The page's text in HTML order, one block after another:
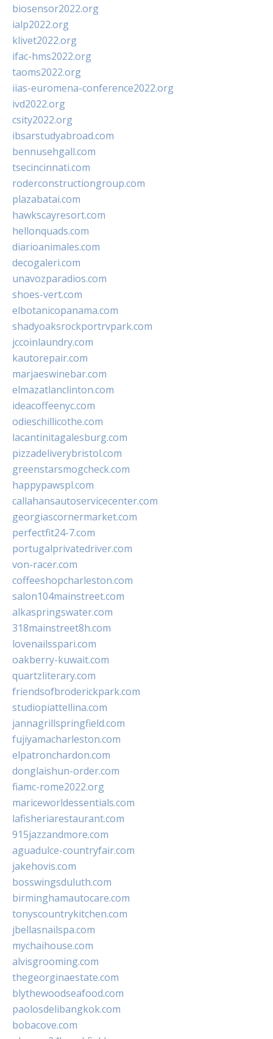
biosensor2022.org
ialp2022.org
klivet2022.org
ifac-hms2022.org
taoms2022.org
iias-euromena-conference2022.org
ivd2022.org
csity2022.org
ibsarstudyabroad.com
bennusehgall.com
tsecincinnati.com
roderconstructiongroup.com
plazabatai.com
hawkscayresort.com
hellonquads.com
diarioanimales.com
decogaleri.com
unavozparadios.com
shoes-vert.com
elbotanicopanama.com
shadyoaksrockportrvpark.com
jccoinlaundry.com
kautorepair.com
marjaeswinebar.com
elmazatlanclinton.com
ideacoffeenyc.com
odieschillicothe.com
lacantinitagalesburg.com
pizzadeliverybristol.com
greenstarsmogcheck.com
happypawspl.com
callahansautoservicecenter.com
georgiascornermarket.com
perfectfit24-7.com
portugalprivatedriver.com
von-racer.com
coffeeshopcharleston.com
salon104mainstreet.com
alkaspringswater.com
318mainstreet8h.com
lovenailsspari.com
oakberry-kuwait.com
quartzliterary.com
friendsofbroderickpark.com
studiopiattellina.com
jannagrillspringfield.com
fujiyamacharleston.com
elpatronchardon.com
donglaishun-order.com
fiamc-rome2022.org
mariceworldessentials.com
lafisheriarestaurant.com
915jazzandmore.com
aguadulce-countryfair.com
jakehovis.com
bosswingsduluth.com
birminghamautocare.com
tonyscountrykitchen.com
jbellasnailspa.com
mychaihouse.com
alvisgrooming.com
thegeorginaestate.com
blythewoodseafood.com
paolosdelibangkok.com
bobacove.com